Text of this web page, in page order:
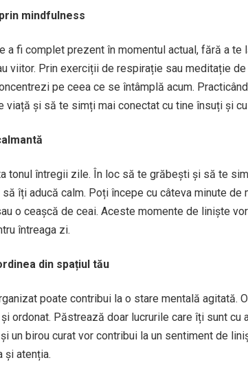
mindfulness
a fi complet prezent în momentul actual, fără a te
viitor. Prin exerciții de respirație sau meditație
pe ceea ce se întâmplă acum.
și să te simți mai conectat cu tine însuți și cu
tonul întregii zile. În loc să te grăbești și să te
îți aducă calm. Poți începe cu câteva minute
o ceașcă de ceai. Aceste momente de liniște
întreaga zi.
din spațiul tău
poate contribui la o stare mentală agitată.
ordonat. Păstrează doar lucrurile care îți sunt cu
un birou curat vor contribui la un sentiment de
și atenția.